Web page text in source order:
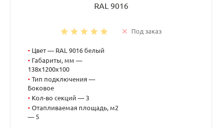
RAL 9016
Под заказ
• Цвет — RAL 9016 белый
• Габариты, мм —
138x1200x100
• Тип подключения —
Боковое
• Кол-во секций — 3
• Отапливаемая площадь, м2
— 5